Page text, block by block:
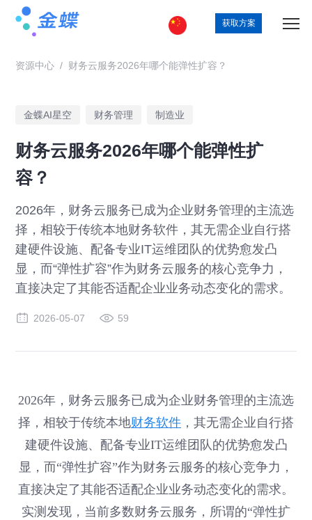
获取方案
资源中心 / 财务云服务2026年哪个能弹性扩容？
金蝶AI星空 财务管理 制造业
财务云服务2026年哪个能弹性扩
容？
2026年，财务云服务已成为企业财务管理的主流选
择，相较于传统本地财务软件，其无需企业自行搭
建硬件设施、配备专业IT运维团队的优势愈发凸
显，而“弹性扩容”作为财务云服务的核心竞争力，
直接决定了其能否适配企业业务动态变化的需求。
2026-05-07 59
2026年，财务云服务已成为企业财务管理的主流选
择，相较于传统本地财务软件 ，其无需企业自行搭
建硬件设施、配备专业IT运维团队的优势愈发凸
显，而“弹性扩容”作为财务云服务的核心竞争力，
直接决定了其能否适配企业业务动态变化的需求。
实测发现，当前多数财务云服务，所谓的“弹性扩